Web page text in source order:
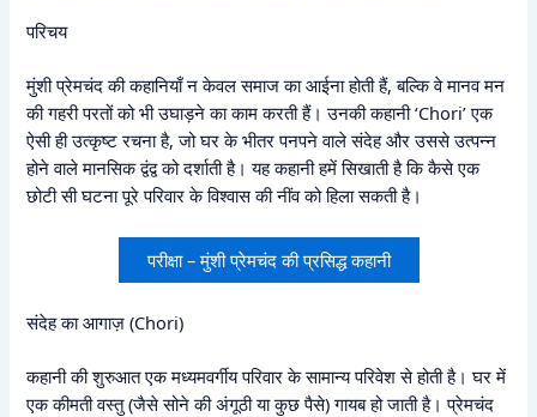
परिचय
मुंशी प्रेमचंद की कहानियाँ न केवल समाज का आईना होती हैं, बल्कि वे मानव मन
की गहरी परतों को भी उघाड़ने का काम करती हैं। उनकी कहानी ‘Chori’ एक
ऐसी ही उत्कृष्ट रचना है, जो घर के भीतर पनपने वाले संदेह और उससे उत्पन्न
होने वाले मानसिक द्वंद्व को दर्शाती है। यह कहानी हमें सिखाती है कि कैसे एक
छोटी सी घटना पूरे परिवार के विश्वास की नींव को हिला सकती है।
परीक्षा – मुंशी प्रेमचंद की प्रसिद्ध कहानी
संदेह का आगाज़ (Chori)
कहानी की शुरुआत एक मध्यमवर्गीय परिवार के सामान्य परिवेश से होती है। घर में
एक कीमती वस्तु (जैसे सोने की अंगूठी या कुछ पैसे) गायब हो जाती है। प्रेमचंद